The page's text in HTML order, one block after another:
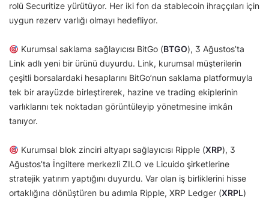
rolü Securitize yürütüyor. Her iki fon da stablecoin ihraççıları için
uygun rezerv varlığı olmayı hedefliyor.
Kurumsal saklama sağlayıcısı BitGo (BTGO), 3 Ağustos’ta
Link adlı yeni bir ürünü duyurdu. Link, kurumsal müşterilerin
çeşitli borsalardaki hesaplarını BitGo’nun saklama platformuyla
tek bir arayüzde birleştirerek, hazine ve trading ekiplerinin
varlıklarını tek noktadan görüntüleyip yönetmesine imkân
tanıyor.
Kurumsal blok zinciri altyapı sağlayıcısı Ripple (XRP), 3
Ağustos’ta İngiltere merkezli ZILO ve Licuido şirketlerine
stratejik yatırım yaptığını duyurdu. Var olan iş birliklerini hisse
ortaklığına dönüştüren bu adımla Ripple, XRP Ledger (XRPL)